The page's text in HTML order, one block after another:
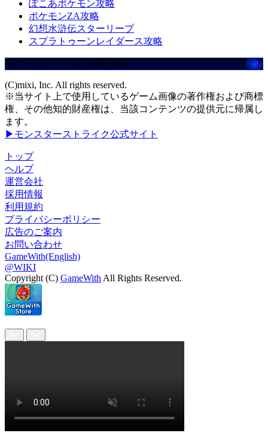
ぽこあポケモン攻略
ポケモンZA攻略
幻想水滸伝スターリープ
スプラトゥーンレイダース攻略
当ゲームタイトルの権利表記
(C)mixi, Inc. All rights reserved.
※当サイト上で使用しているゲーム画像の著作権および商標
権、その他知的財産権は、当該コンテンツの提供元に帰属し
ます。
▶モンスターストライク公式サイト
トップ
ヘルプ
運営会社
採用情報
利用規約
プライバシーポリシー
広告のご案内
お問い合わせ
GameWith(English)
@WIKI
Copyright (C) GameWith All Rights Reserved.